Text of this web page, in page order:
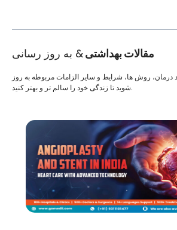
مقالات بهداشتی& به روز رسانی
درمان، روش ها، شرایط و سایر الزامات مربوطه به روز
شوید تا زندگی خود را سالم تر و بهتر کنید.